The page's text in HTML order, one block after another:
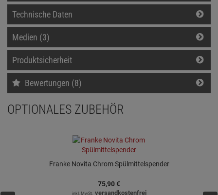
Technische Daten
Medien (3)
Produktsicherheit
Bewertungen (8)
OPTIONALES ZUBEHÖR
Franke Novita Chrom Spülmittelspender
75,90€
inkl. MwSt. versandkostenfrei